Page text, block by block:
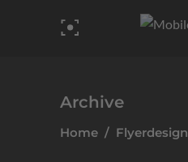
Archive
Home / Flyerdesign